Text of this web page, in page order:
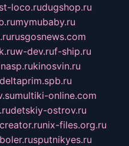
loco.rudugshop.ru
mymubaby.ru
rusgosnews.com
w-dev.ruf-ship.ru
kinosvin.ru
deltaprim.spb.ru
multiki-online.com
detskiy-ostrov.ru
nix-files.org.ru
sputnikyes.ru